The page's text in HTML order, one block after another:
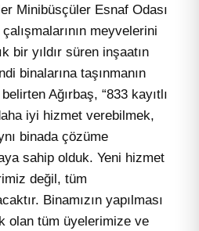
Minibüsçüler Esnaf Odası
meyvelerini
bir yıldır süren inşaatın
binalarına taşınmanın
Ağırbaş, “833 kayıtlı
iyi hizmet verebilmek,
binada çözüme
sahip olduk. Yeni hizmet
değil, tüm
Binamızın yapılması
olan tüm üyelerimize ve